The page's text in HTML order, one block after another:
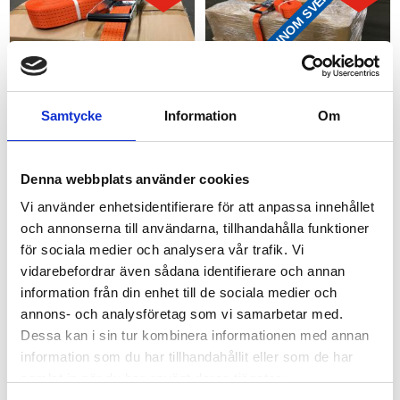
Samtycke Information Om
Denna webbplats använder cookies
Vi använder enhetsidentifierare för att anpassa innehållet
och annonserna till användarna, tillhandahålla funktioner
för sociala medier och analysera vår trafik. Vi
vidarebefordrar även sådana identifierare och annan
information från din enhet till de sociala medier och
annons- och analysföretag som vi samarbetar med.
Dessa kan i sin tur kombinera informationen med annan
information som du har tillhandahållit eller som de har
MTR 10-PACK
Prisvärda spännband i 10 pack.
Dessa spännband i storpack
innehåller 10st tvådelad 5-tons
spännband i tätvävd polyester
med kraftiga 5-tons krokar.
1 370,00
KÖP
Prisvärda spännband i 100
pack. Dessa spännband i
storpack innehåller 100st
tvådelad 5-tons spännband i
tätvävd polyester med kraftiga
5-tons krokar.
13 300,00
FRAKTFRITT INOM SVERIGE
KÖP